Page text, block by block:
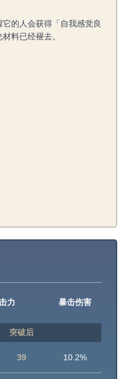
的人会获得「自我感觉良
料已经褪去。
力 暴击伤害
突破后
39 10.2%